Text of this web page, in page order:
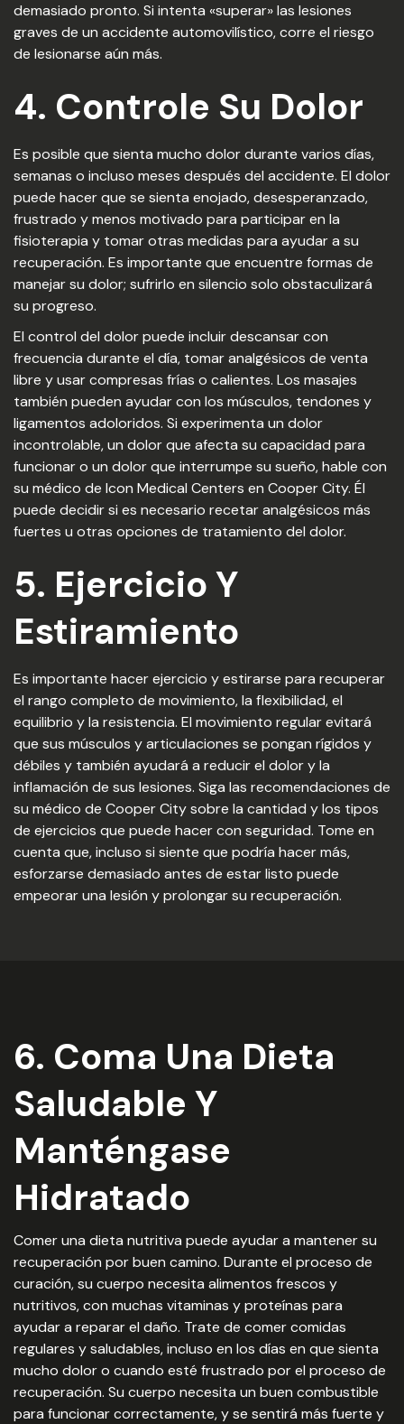
demasiado pronto. Si intenta «superar» las lesiones
graves de un accidente automovilístico, corre el riesgo
de lesionarse aún más.
4. Controle Su Dolor
Es posible que sienta mucho dolor durante varios días,
semanas o incluso meses después del accidente. El dolor
puede hacer que se sienta enojado, desesperanzado,
frustrado y menos motivado para participar en la
fisioterapia y tomar otras medidas para ayudar a su
recuperación. Es importante que encuentre formas de
manejar su dolor; sufrirlo en silencio solo obstaculizará
su progreso.
El control del dolor puede incluir descansar con
frecuencia durante el día, tomar analgésicos de venta
libre y usar compresas frías o calientes. Los masajes
también pueden ayudar con los músculos, tendones y
ligamentos adoloridos. Si experimenta un dolor
incontrolable, un dolor que afecta su capacidad para
funcionar o un dolor que interrumpe su sueño, hable con
su médico de Icon Medical Centers en Cooper City. Él
puede decidir si es necesario recetar analgésicos más
fuertes u otras opciones de tratamiento del dolor.
5. Ejercicio Y
Estiramiento
Es importante hacer ejercicio y estirarse para recuperar
el rango completo de movimiento, la flexibilidad, el
equilibrio y la resistencia. El movimiento regular evitará
que sus músculos y articulaciones se pongan rígidos y
débiles y también ayudará a reducir el dolor y la
inflamación de sus lesiones. Siga las recomendaciones de
su médico de Cooper City sobre la cantidad y los tipos
de ejercicios que puede hacer con seguridad. Tome en
cuenta que, incluso si siente que podría hacer más,
esforzarse demasiado antes de estar listo puede
empeorar una lesión y prolongar su recuperación.
6. Coma Una Dieta
Saludable Y
Manténgase
Hidratado
Comer una dieta nutritiva puede ayudar a mantener su
recuperación por buen camino. Durante el proceso de
curación, su cuerpo necesita alimentos frescos y
nutritivos, con muchas vitaminas y proteínas para
ayudar a reparar el daño. Trate de comer comidas
regulares y saludables, incluso en los días en que sienta
mucho dolor o cuando esté frustrado por el proceso de
recuperación. Su cuerpo necesita un buen combustible
para funcionar correctamente, y se sentirá más fuerte y